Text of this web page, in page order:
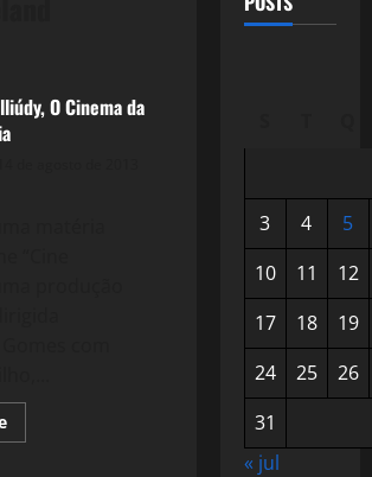
O Cinema da
Read
more
3 4
5
10
11
12
17
18
19
24
25
26
31
« jul